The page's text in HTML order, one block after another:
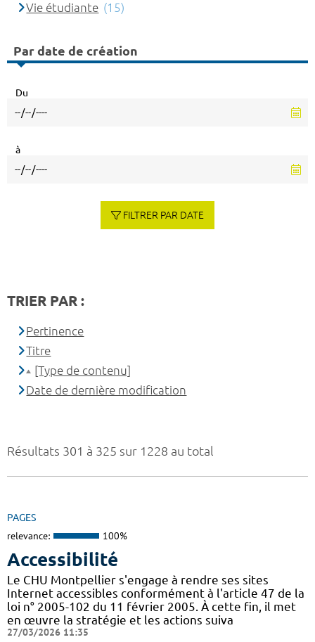
Résultats 301 à 325 sur 1228 au total
PAGES
relevance: 100%
Accessibilité
Le CHU Montpellier s'engage à rendre ses sites
Internet accessibles conformément à l'article 47 de la
loi n° 2005-102 du 11 février 2005. À cette fin, il met
en œuvre la stratégie et les actions suiva
27/03/2026 11:35
Vie étudiante (15)
Par date de création
Du
à
FILTRER PAR DATE
TRIER PAR :
Pertinence
Titre
[Type de contenu]
Date de dernière modification